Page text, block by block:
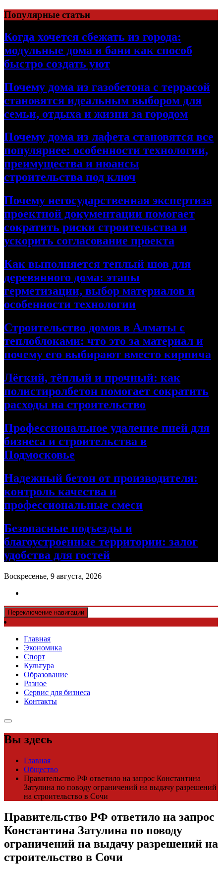
Перейти
к
содержимому
Популярные статьи
Когда хочется сбежать из города:
модульные дома и бани как способ
быстро создать уют
Почему дома из газобетона с террасой
становятся идеальным выбором для
семьи, отдыха и жизни за городом
Почему дома из лафета становятся все
популярнее: особенности технологии,
преимущества и нюансы
строительства под ключ
Почему негосударственная экспертиза
проектной документации помогает
сократить риски строительства и
ускорить согласование проекта
Как выполняется теплый шов для
деревянного дома: этапы
герметизации, выбор материалов и
особенности технологии
Строительство домов в Алматы с
теплоблоками: что это за материал и
почему его выбирают вместо кирпича
Лёгкий, тёплый и прочный: как
полистиролбетон помогает сократить
расходы на строительство
Профессиональное удаление пней для
бизнеса и строительства в
Подмосковье
Надежный бетон от производителя:
контроль качества и
профессиональные смеси
Безопасные подъезды и
благоустроенные территории: залог
удобства для гостей
Воскресенье, 9 августа, 2026
Переключение навигации
Главная
Экономика
Спорт
Культура
Образование
Разное
Сервис для бизнеса
Контакты
Вы здесь
Главная
Общество
Правительство РФ ответило на запрос Константина
Затулина по поводу ограничений на выдачу разрешений
на строительство в Сочи
Правительство РФ ответило на запрос
Константина Затулина по поводу
ограничений на выдачу разрешений на
строительство в Сочи